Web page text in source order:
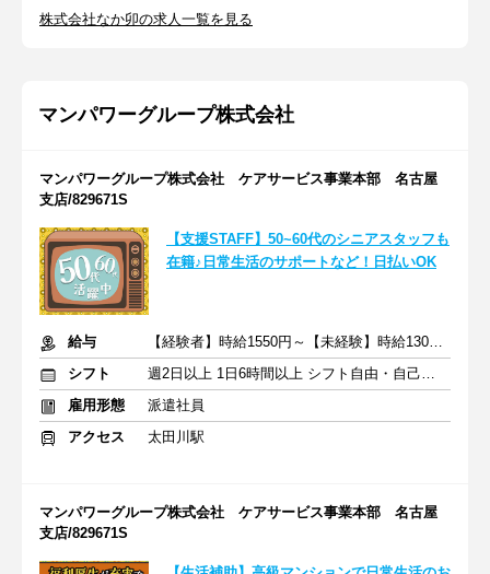
株式会社なか卯の求人一覧を見る
マンパワーグループ株式会社
マンパワーグループ株式会社 ケアサービス事業本部 名古屋
支店/829671S
【支援STAFF】50~60代のシニアスタッフも
在籍♪日常生活のサポートなど！日払いOK
給与
【経験者】時給1550円～【未経験】時給1300円～ ※交通費全額
シフト
週2日以上 1日6時間以上 シフト自由・自己申告
雇用形態
派遣社員
アクセス
太田川駅
マンパワーグループ株式会社 ケアサービス事業本部 名古屋
支店/829671S